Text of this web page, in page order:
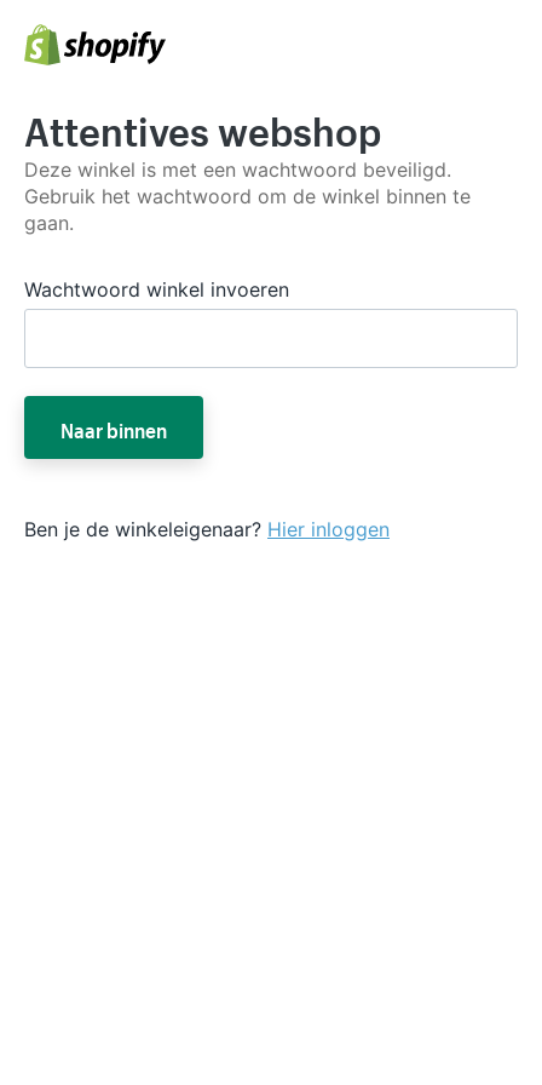
Attentives webshop
Deze winkel is met een wachtwoord beveiligd.
Gebruik het wachtwoord om de winkel binnen te
gaan.
Wachtwoord winkel invoeren
Naar binnen
Ben je de winkeleigenaar? Hier inloggen